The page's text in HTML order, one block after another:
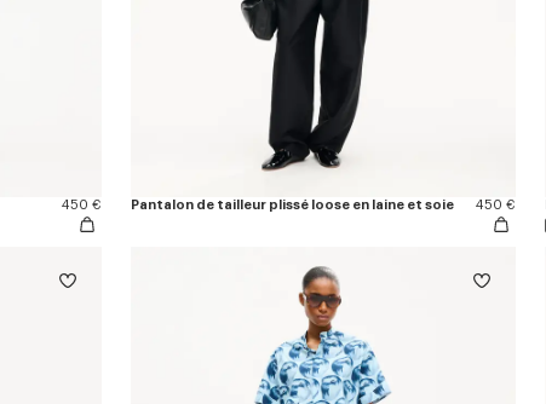
450 € Pantalon de tailleur plissé loose en laine et soie 450 €